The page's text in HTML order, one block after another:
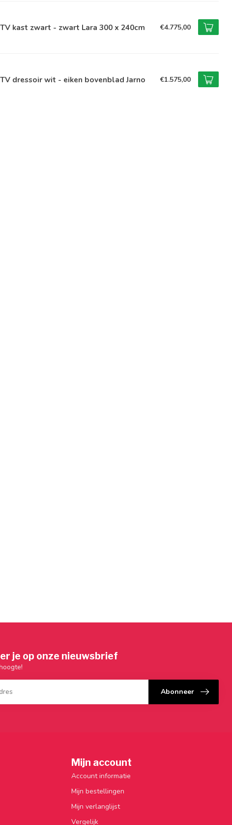
TV kast zwart - zwart Lara 300 x 240cm €4.775,00
TV dressoir wit - eiken bovenblad Jarno €1.575,00
je op onze nieuwsbrief
Abonneer
Mijn account
Account informatie
Mijn bestellingen
Mijn verlanglijst
Vergelijk